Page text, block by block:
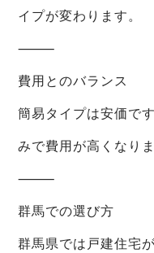
イプが変わります。
⸻
費用とのバランス
簡易タイプは安価で
みで費用が高くなりま
⸻
群馬での選び方
群馬県では戸建住宅